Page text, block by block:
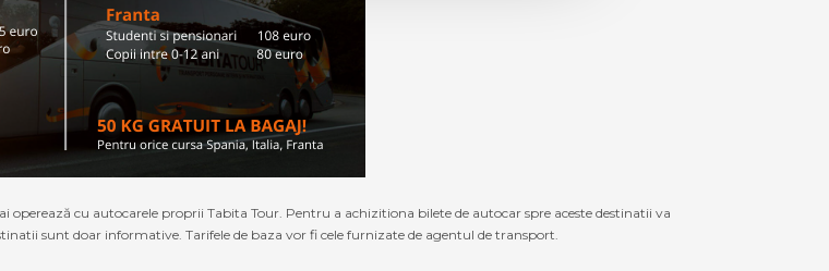
cu autocarele proprii Tabita Tour. Pentru a achizitiona bilete de autocar spre aceste destinatii va
sunt doar informative. Tarifele de baza vor fi cele furnizate de agentul de transport.